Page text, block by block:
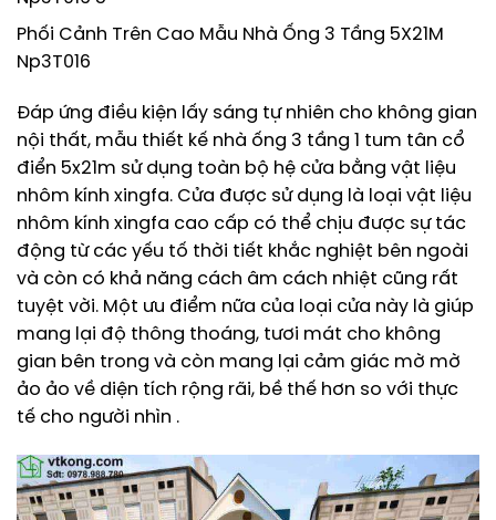
Phối Cảnh Trên Cao Mẫu Nhà Ống 3 Tầng 5X21M
Np3T016
Đáp ứng điều kiện lấy sáng tự nhiên cho không gian
nội thất, mẫu thiết kế nhà ống 3 tầng 1 tum tân cổ
điển 5x21m sử dụng toàn bộ hệ cửa bằng vật liệu
nhôm kính xingfa. Cửa được sử dụng là loại vật liệu
nhôm kính xingfa cao cấp có thể chịu được sự tác
động từ các yếu tố thời tiết khắc nghiệt bên ngoài
và còn có khả năng cách âm cách nhiệt cũng rất
tuyệt vời. Một ưu điểm nữa của loại cửa này là giúp
mang lại độ thông thoáng, tươi mát cho không
gian bên trong và còn mang lại cảm giác mờ mờ
ảo ảo về diện tích rộng rãi, bề thế hơn so với thực
tế cho người nhìn .